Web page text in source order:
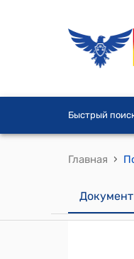
Быстрый
Главная ›
Документ